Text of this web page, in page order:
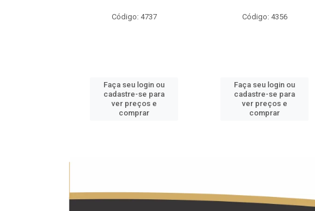
Código: 4737
Faça seu login ou
cadastre-se para
ver preços e
comprar
Código: 4356
Faça seu login ou
cadastre-se para
ver preços e
comprar